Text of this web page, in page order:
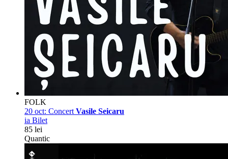
FOLK
20 oct: Concert Vasile Seicaru
ia Bilet
85 lei
Quantic